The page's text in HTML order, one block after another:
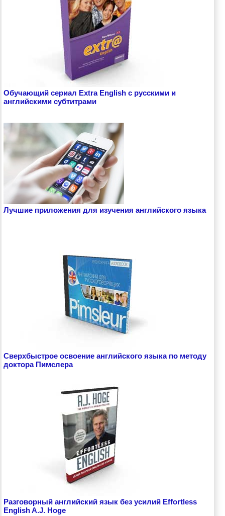
Обучающий сериал Extra English с русскими и
английскими субтитрами
Лучшие приложения для изучения английского языка
Сверхбыстрое освоение английского языка по методу
доктора Пимслера
Разговорный английский язык без усилий Effortless
English A.J. Hoge